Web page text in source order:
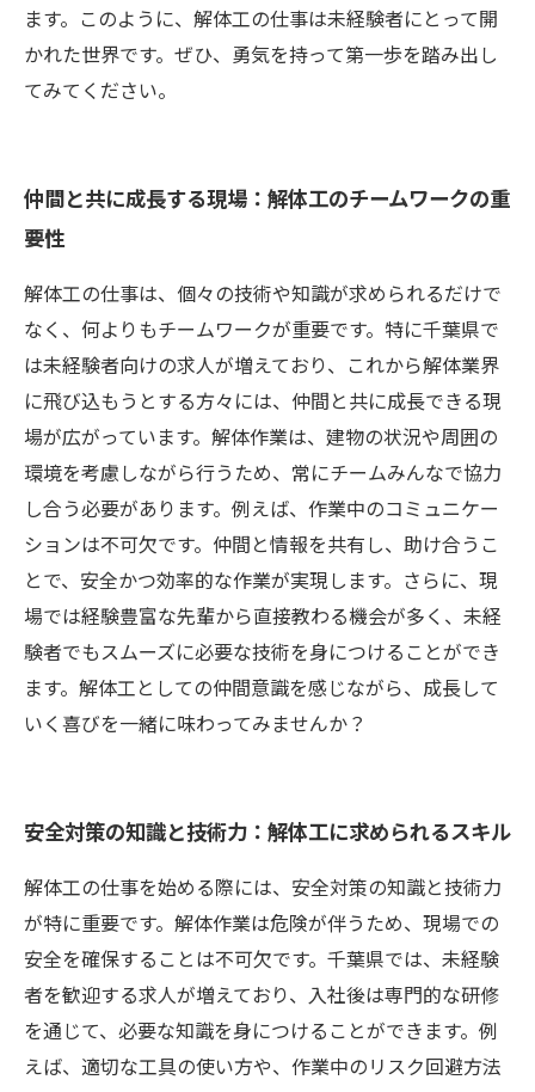
ます。このように、解体工の仕事は未経験者にとって開
かれた世界です。ぜひ、勇気を持って第一歩を踏み出し
てみてください。
仲間と共に成長する現場：解体工のチームワークの重
要性
解体工の仕事は、個々の技術や知識が求められるだけで
なく、何よりもチームワークが重要です。特に千葉県で
は未経験者向けの求人が増えており、これから解体業界
に飛び込もうとする方々には、仲間と共に成長できる現
場が広がっています。解体作業は、建物の状況や周囲の
環境を考慮しながら行うため、常にチームみんなで協力
し合う必要があります。例えば、作業中のコミュニケー
ションは不可欠です。仲間と情報を共有し、助け合うこ
とで、安全かつ効率的な作業が実現します。さらに、現
場では経験豊富な先輩から直接教わる機会が多く、未経
験者でもスムーズに必要な技術を身につけることができ
ます。解体工としての仲間意識を感じながら、成長して
いく喜びを一緒に味わってみませんか？
安全対策の知識と技術力：解体工に求められるスキル
解体工の仕事を始める際には、安全対策の知識と技術力
が特に重要です。解体作業は危険が伴うため、現場での
安全を確保することは不可欠です。千葉県では、未経験
者を歓迎する求人が増えており、入社後は専門的な研修
を通じて、必要な知識を身につけることができます。例
えば、適切な工具の使い方や、作業中のリスク回避方法